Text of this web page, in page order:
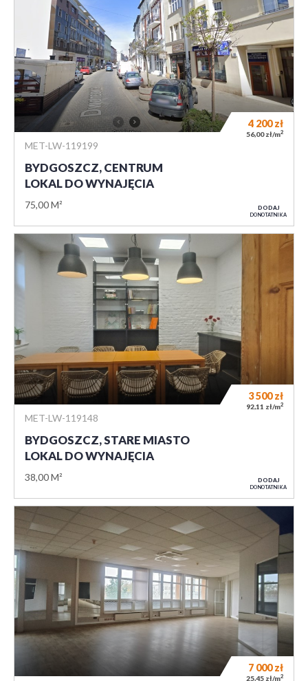
MET-LW-119199
BYDGOSZCZ, CENTRUM
LOKAL DO WYNAJĘCIA
75,00 M²
4 200zł
56,00 zł/m2
DODAJ
DO NOTATNIKA
MET-LW-119148
BYDGOSZCZ, STARE MIASTO
LOKAL DO WYNAJĘCIA
38,00 M²
3 500zł
92,11 zł/m2
DODAJ
DO NOTATNIKA
7 000zł
25,45 zł/m2